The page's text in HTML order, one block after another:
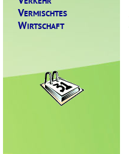
VERMISCHTES
WIRTSCHAFT